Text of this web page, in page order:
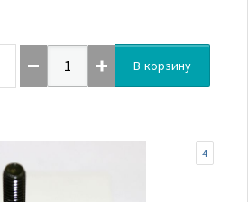
В корзину
4